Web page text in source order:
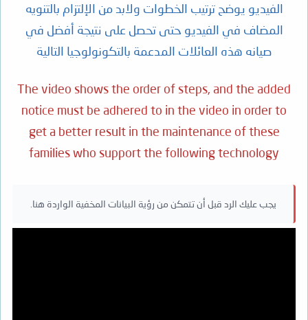
الفيديو يوضح ترتيب الخطوات ولابد من الإلتزام بالتنويه
المضاف في الفيديو حتى تحصل على نتيجة أفضل في
صيانه هذه العائلات المدعمة بالتكونولوجيا التالية
The video shows the order of steps, and the added
notice must be adhered to in the video in order to
get a better result in the maintenance of these
families who support the following technology
يجب عليك الرد قبل أن تتمكن من رؤية البيانات المخفية الواردة هنا.